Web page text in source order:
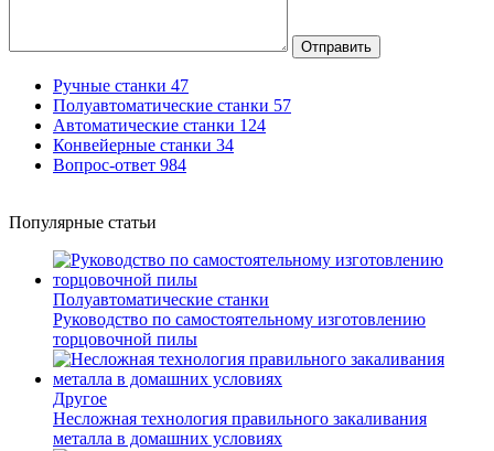
Отправить
Ручные станки 47
Полуавтоматические станки 57
Автоматические станки 124
Конвейерные станки 34
Вопрос-ответ 984
Популярные статьи
Полуавтоматические станки
Руководство по самостоятельному изготовлению
торцовочной пилы
Другое
Несложная технология правильного закаливания
металла в домашних условиях